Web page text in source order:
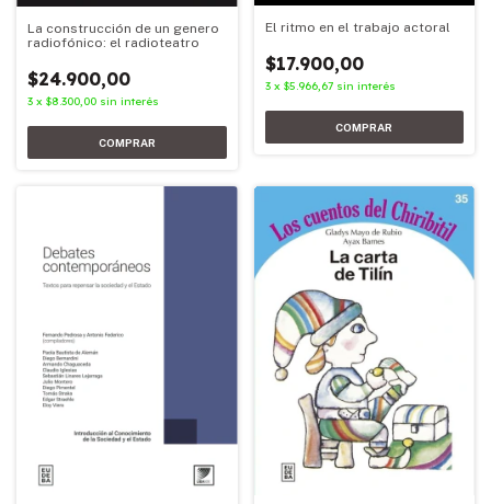
La construcción de un genero
radiofónico: el radioteatro
$24.900,00
3 x $8.300,00 sin interés
El ritmo en el trabajo actoral
$17.900,00
3 x $5.966,67 sin interés